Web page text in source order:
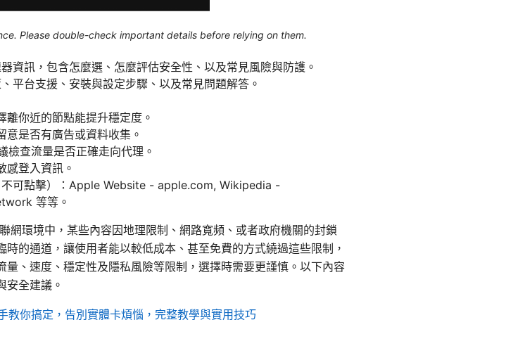
Please double-check important details before relying on them.
資訊，包含怎麼選、怎麼評估安全性、以及常見風險與防護。
平台支援、安裝與設定步驟、以及常見問題解答。
你近的節點能提升穩定度。
是否有廣告或資料收集。
檢查流量是否正確走向代理。
感登入資訊。
不可點擊）：Apple Website - apple.com, Wikipedia -
等等。
網環境中，某些內容因地理限制、網路寬頻、或者政府機關的封鎖
的通道，讓使用者能以較低成本、甚至免費的方式繞過這些限制，
、速度、穩定性及隱私風險等限制，選擇時需要更謹慎。以下內容
安全建議。
教你搞定，告別實體卡煩惱，完整教學與實用技巧